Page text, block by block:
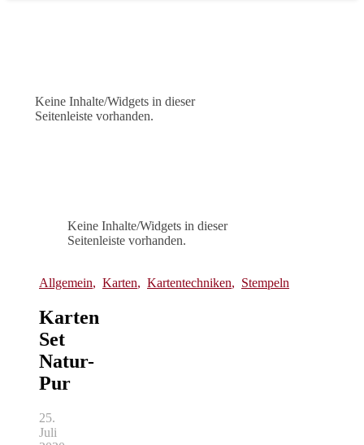
Keine Inhalte/Widgets in dieser
Seitenleiste vorhanden.
Keine Inhalte/Widgets in dieser
Seitenleiste vorhanden.
Allgemein, Karten, Kartentechniken, Stempeln
Karten
Set
Natur-
Pur
25.
Juli